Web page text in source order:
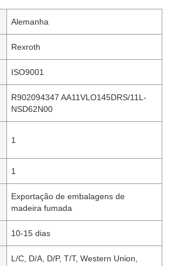
Alemanha
Rexroth
ISO9001
R902094347 AA11VLO145DRS/11L-
NSD62N00
1
1
Exportação de embalagens de
madeira fumada
10-15 dias
L/C, D/A, D/P, T/T, Western Union,